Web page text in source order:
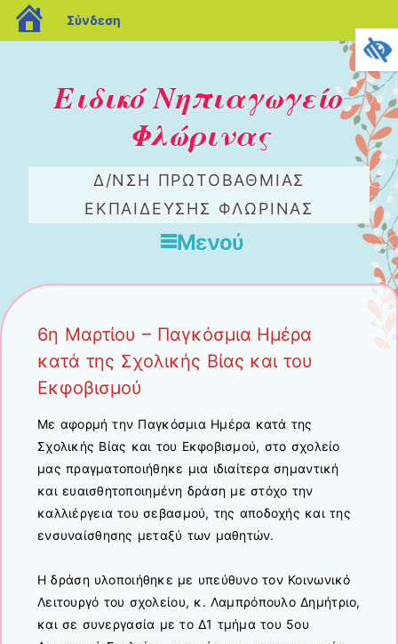
Ειδικό Νηπιαγωγείο
Φλώρινας
Δ/ΝΣΗ ΠΡΩΤΟΒΆΘΜΙΑΣ
ΕΚΠΑΊΔΕΥΣΗΣ ΦΛΏΡΙΝΑΣ
Μενού
6η Μαρτίου – Παγκόσμια Ημέρα
κατά της Σχολικής Βίας και του
Εκφοβισμού
Με αφορμή την Παγκόσμια Ημέρα κατά της
Σχολικής Βίας και του Εκφοβισμού, στο σχολείο
μας πραγματοποιήθηκε μια ιδιαίτερα σημαντική
και ευαισθητοποιημένη δράση με στόχο την
καλλιέργεια του σεβασμού, της αποδοχής και της
ενσυναίσθησης μεταξύ των μαθητών.
Η δράση υλοποιήθηκε με υπεύθυνο τον Κοινωνικό
Λειτουργό του σχολείου, κ. Λαμπρόπουλο Δημήτριο,
και σε συνεργασία με το Δ1 τμήμα του 5ου
blogs.sch.gr
Σύνδεση